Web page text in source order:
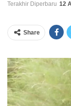
Terakhir Diperbaru 12
Share